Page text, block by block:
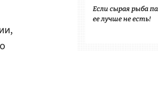
Если сырая рыба
ее лучше не есть!